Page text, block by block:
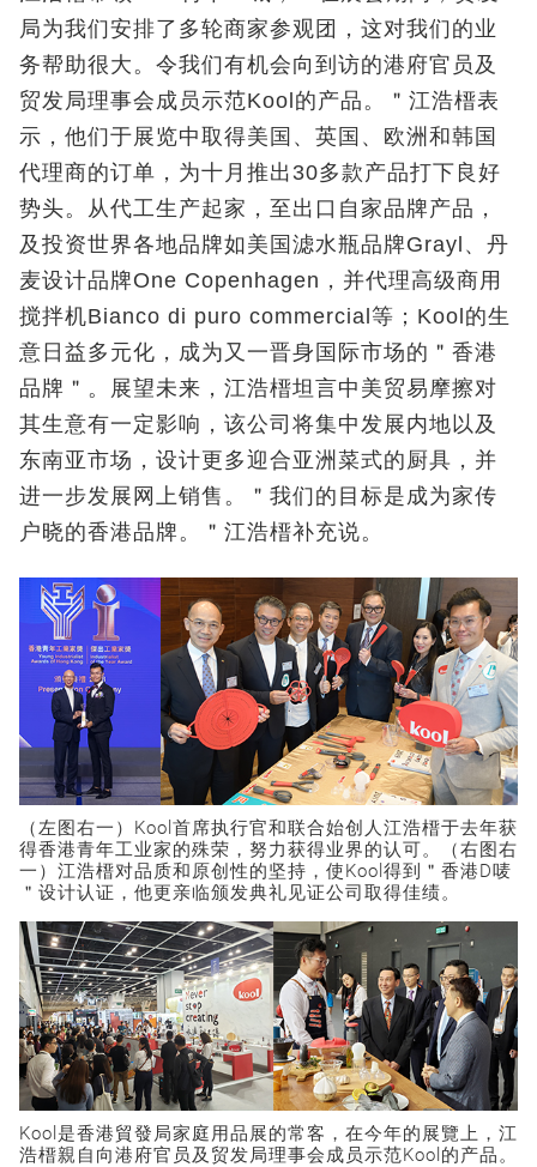
局为我们安排了多轮商家参观团，这对我们的业
务帮助很大。令我们有机会向到访的港府官员及
贸发局理事会成员示范Kool的产品。＂江浩榗表
示，他们于展览中取得美国、英国、欧洲和韩国
代理商的订单，为十月推出30多款产品打下良好
势头。从代工生产起家，至出口自家品牌产品，
及投资世界各地品牌如美国滤水瓶品牌Grayl、丹
麦设计品牌One Copenhagen，并代理高级商用
搅拌机Bianco di puro commercial等；Kool的生
意日益多元化，成为又一晋身国际市场的＂香港
品牌＂。展望未来，江浩榗坦言中美贸易摩擦对
其生意有一定影响，该公司将集中发展内地以及
东南亚市场，设计更多迎合亚洲菜式的厨具，并
进一步发展网上销售。＂我们的目标是成为家传
户晓的香港品牌。＂江浩榗补充说。
（左图右一）Kool首席执行官和联合始创人江浩榗于去年获
得香港青年工业家的殊荣，努力获得业界的认可。（右图右
一）江浩榗对品质和原创性的坚持，使Kool得到＂香港D唛
＂设计认证，他更亲临颁发典礼见证公司取得佳绩。
Kool是香港貿發局家庭用品展的常客，在今年的展覽上，江
浩榗親自向港府官员及贸发局理事会成员示范Kool的产品。